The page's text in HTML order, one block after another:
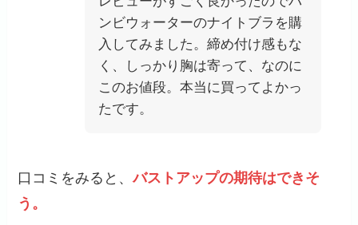
ンビウォーターのナイトブラを購
入してみました。締め付け感もな
く、しっかり胸は寄って、なのに
このお値段。本当に買ってよかっ
たです。
口コミをみると、バストアップの期待はできそ
う。